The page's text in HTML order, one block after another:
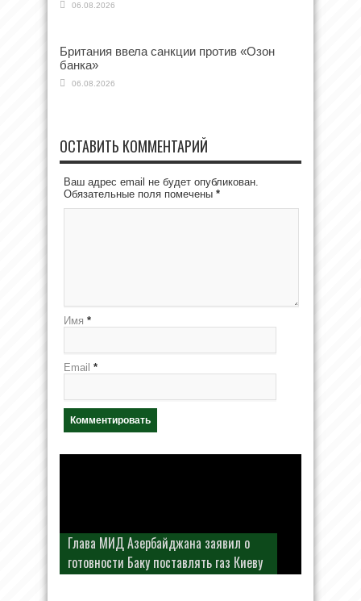
06.08.2026
Британия ввела санкции против «Озон
банка»
06.08.2026
ОСТАВИТЬ КОММЕНТАРИЙ
Ваш адрес email не будет опубликован.
Обязательные поля помечены *
Имя *
Email *
Глава МИД Азербайджана заявил о
готовности Баку поставлять газ Киеву